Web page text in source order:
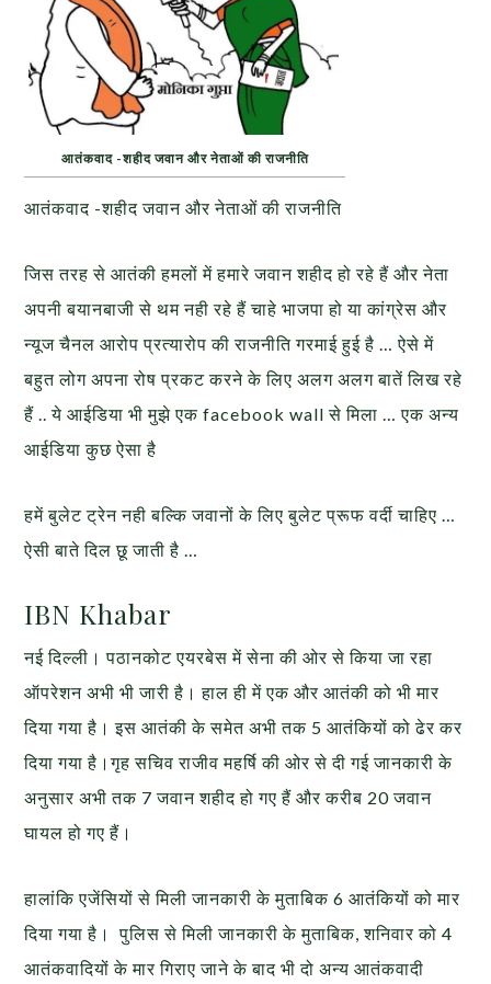
आतंकवाद -शहीद जवान और नेताओं की राजनीति
आतंकवाद -शहीद जवान और नेताओं की राजनीति
जिस तरह से आतंकी हमलों में हमारे जवान शहीद हो रहे हैं और नेता
अपनी बयानबाजी से थम नही रहे हैं चाहे भाजपा हो या कांग्रेस और
न्यूज चैनल आरोप प्रत्यारोप की राजनीति गरमाई हुई है … ऐसे में
बहुत लोग अपना रोष प्रकट करने के लिए अलग अलग बातें लिख रहे
हैं .. ये आईडिया भी मुझे एक facebook wall से मिला … एक अन्य
आईडिया कुछ ऐसा है
हमें बुलेट ट्रेन नही बल्कि जवानों के लिए बुलेट प्रूफ वर्दी चाहिए …
ऐसी बाते दिल छू जाती है …
IBN Khabar
नई दिल्ली। पठानकोट एयरबेस में सेना की ओर से किया जा रहा
ऑपरेशन अभी भी जारी है। हाल ही में एक और आतंकी को भी मार
दिया गया है। इस आतंकी के समेत अभी तक 5 आतंकियों को ढेर कर
दिया गया है।गृह सचिव राजीव महर्षि की ओर से दी गई जानकारी के
अनुसार अभी तक 7 जवान शहीद हो गए हैं और करीब 20 जवान
घायल हो गए हैं।
हालांकि एजेंसियों से मिली जानकारी के मुताबिक 6 आतंकियों को मार
दिया गया है। पुलिस से मिली जानकारी के मुताबिक, शनिवार को 4
आतंकवादियों के मार गिराए जाने के बाद भी दो अन्य आतंकवादी